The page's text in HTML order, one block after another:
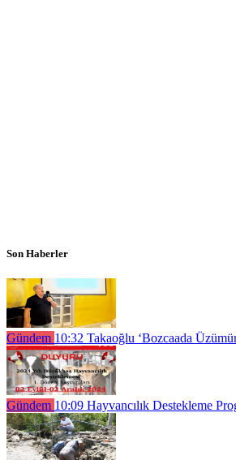
Son Haberler
Gündem 10:32 Takaoğlu ‘Bozcaada
Gündem 10:09 Hayvancılık Destekleme